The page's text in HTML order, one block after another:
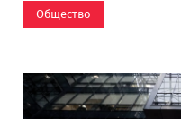
Общество